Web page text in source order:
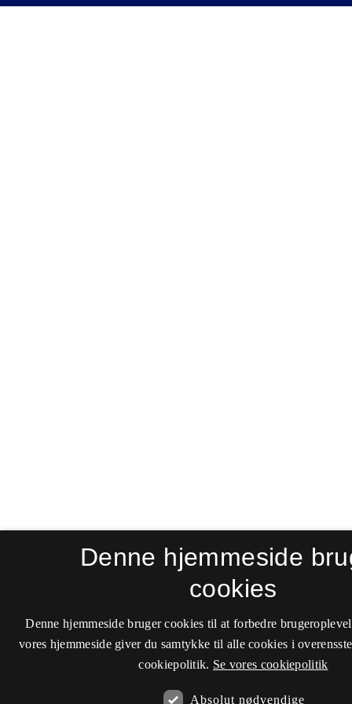
Denne hjemmeside
cookies
Denne hjemmeside bruger cookies til at forbedre
vores hjemmeside giver du samtykke til alle cookies i
cookiepolitik. Se vores cookiepolitik
Absolut nødvendige